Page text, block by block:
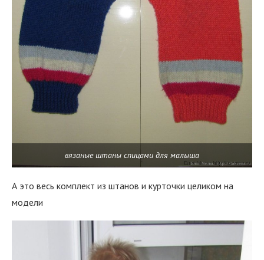
вязаные штаны спицами для малыша
А это весь комплект из штанов и курточки целиком на
модели